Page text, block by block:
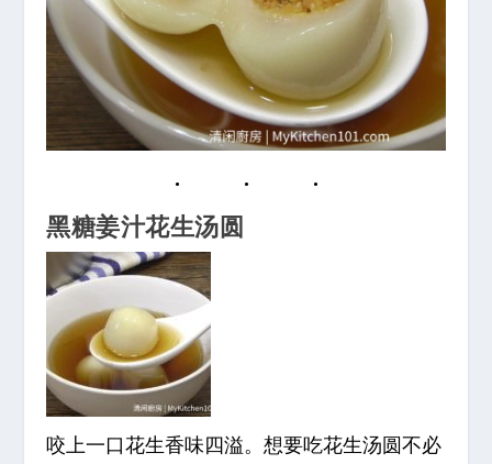
黑糖姜汁花生汤圆
咬上一口花生香味四溢。想要吃花生汤圆不必